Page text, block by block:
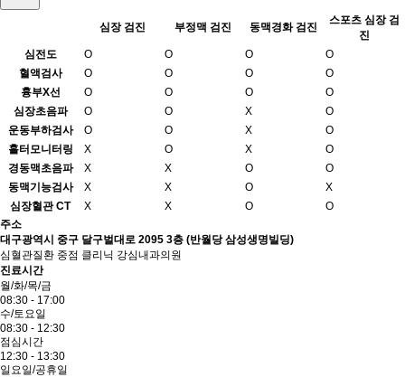
심장 검진 부정맥 검진 동맥경화 검진
스포츠 심장 검
진
심전도
O O O
O
혈액검사
O O O
O
흉부X선
O O O
O
심장초음파
O O X
O
운동부하검사
O O X
O
홀터모니터링
X O X
O
경동맥초음파
X X O
O
동맥기능검사
X X O
X
심장혈관CT X X O
O
주소
대구광역시 중구 달구벌대로 2095 3층 (반월당 삼성생명빌딩)
심혈관질환 중점 클리닉 강심내과의원
진료시간
월/화/목/금
08:30 - 17:00
수/토요일
08:30 - 12:30
점심시간
12:30 - 13:30
일요일/공휴일